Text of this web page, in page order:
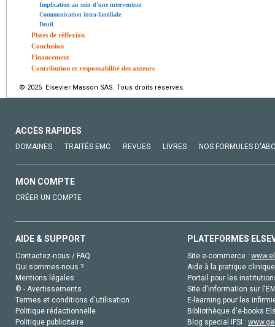
Implication au sein d’une intervention
Communication intra-familiale
Deuil
Pistes de réflexion
Conclusion
Financement
Contribution et responsabilité des auteurs
© 2025 Elsevier Masson SAS. Tous droits réservés.
ACCÈS RAPIDES
DOMAINES TRAITÉS EMC REVUES LIVRES NOS FORMULES
MON COMPTE
CRÉER UN COMPTE
AIDE & SUPPORT
Contactez-nous / FAQ
Qui sommes-nous ?
Mentions légales
© - Avertissements
Termes et conditions d'utilisation
Politique rédactionnelle
Politique publicitaire
PLATEFORMES
Site e-commerce :
Aide à la pratique
Portail pour les
Site d'information sur
E-learning pour les
Bibliothèque d'e-books
Blog special IFSI :